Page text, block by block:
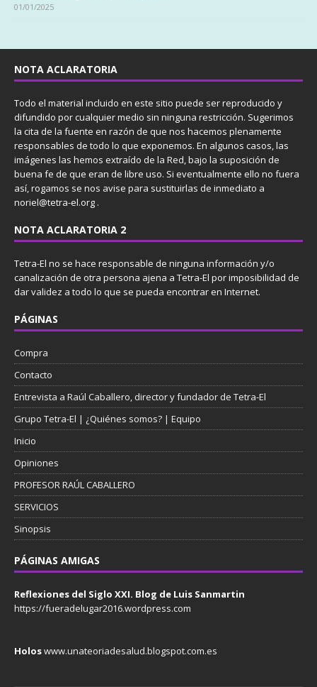
01/01/2025
NOTA ACLARATORIA
Todo el material incluido en este sitio puede ser reproducido y
difundido por cualquier medio sin ninguna restricción. Sugerimos
la cita de la fuente en razón de que nos hacemos plenamente
responsables de todo lo que exponemos. En algunos casos, las
imágenes las hemos extraído de la Red, bajo la suposición de
buena fe de que eran de libre uso. Si eventualmente ello no fuera
así, rogamos se nos avise para sustituirlas de inmediato a
noriel@tetra-el.org .
NOTA ACLARATORIA 2
Tetra-El no se hace responsable de ninguna información y/o
canalización de otra persona ajena a Tetra-El por imposibilidad de
dar validez a todo lo que se pueda encontrar en Internet.
PÁGINAS
Compra
Contacto
Entrevista a Raúl Caballero, director y fundador de Tetra-El
Grupo Tetra-El | ¿Quiénes somos? | Equipo
Inicio
Opiniones
PROFESOR RAÚL CABALLERO
SERVICIOS
Sinopsis
PÁGINAS AMIGAS
Reflexiones del Siglo XXI. Blog de Luis Sanmartin
https://fueradelugar2016.wordpress.com
Holoswww.unateoriadesalud.blogspot.com.es